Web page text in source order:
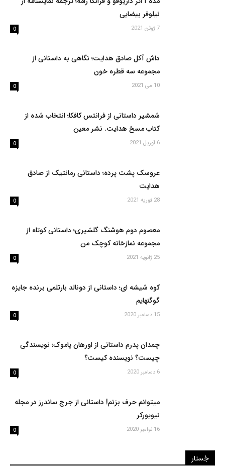
نیلوفر بیضایی
7 ژوئن 2021 0
داش آکل صادق هدایت؛ نگاهی به داستانی از
مجموعه سه قطره خون
10 می 2021 0
شمشیر داستانی از فرانتس کافکا؛ انتخاب شده از
کتاب مسخ هدایت. نشر معین
6 آوریل 2021 0
عروسک پشت پرده؛ داستانی رمانتیک از صادق
هدایت
28 فوریه 2021 0
معصوم دوم هوشنگ گلشیری؛ داستانی کوتاه از
مجموعه نمازخانه کوچک من
25 ژانویه 2021 0
کوه شیشه ای؛ داستانی از دونالد بارتلمی برنده جایزه
گوگنهایم
15 دسامبر 2020 0
چمدان پدرم داستانی از اورهان پاموک؛ نویسندگی
چیست؟ نویسنده کیست؟
6 دسامبر 2020 0
میتوانم حرف بزنم! داستانی از جرج ساندرز در مجله
نیویورکر
16 نوامبر 2020 0
جُستار